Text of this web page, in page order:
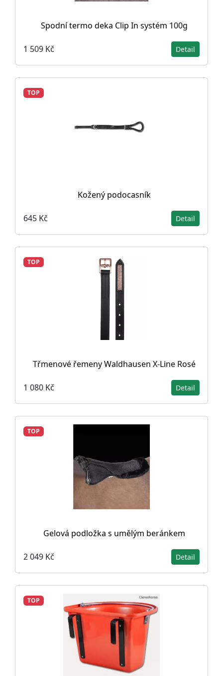
Spodní termo deka Clip In systém 100g
1 509 Kč Detail
TOP
Kožený podocasník
645 Kč Detail
TOP
Třmenové řemeny Waldhausen X-Line Rosé
1 080 Kč Detail
TOP
Gelová podložka s umělým beránkem
2 049 Kč Detail
TOP